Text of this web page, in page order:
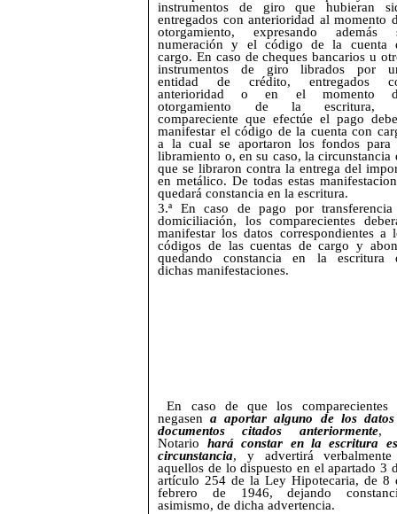
instrumentos de giro que hubieran
entregados con anterioridad al momento
otorgamiento, expresando además
numeración y el código de la cuenta
cargo. En caso de cheques bancarios u
instrumentos de giro librados por
entidad de crédito, entregados
anterioridad o en el momento
otorgamiento de la escritura,
compareciente que efectúe el pago
manifestar el código de la cuenta con
a la cual se aportaron los fondos para
libramiento o, en su caso, la circunstancia
que se libraron contra la entrega del
en metálico. De todas estas
quedará constancia en la escritura.
3.ª En caso de pago por
domiciliación, los comparecientes
manifestar los datos correspondientes a
códigos de las cuentas de cargo y
quedando constancia en la escritura
dichas manifestaciones.
En caso de que los comparecientes
negasena aportar alguno de los
documentos citados anteriormente,
Notario hará constar en la escritura
circunstancia, y advertirá
aquellos de lo dispuesto en el apartado 3
artículo 254 de la Ley Hipotecaria, de 8
febrero de 1946, dejando
asimismo, de dicha advertencia.